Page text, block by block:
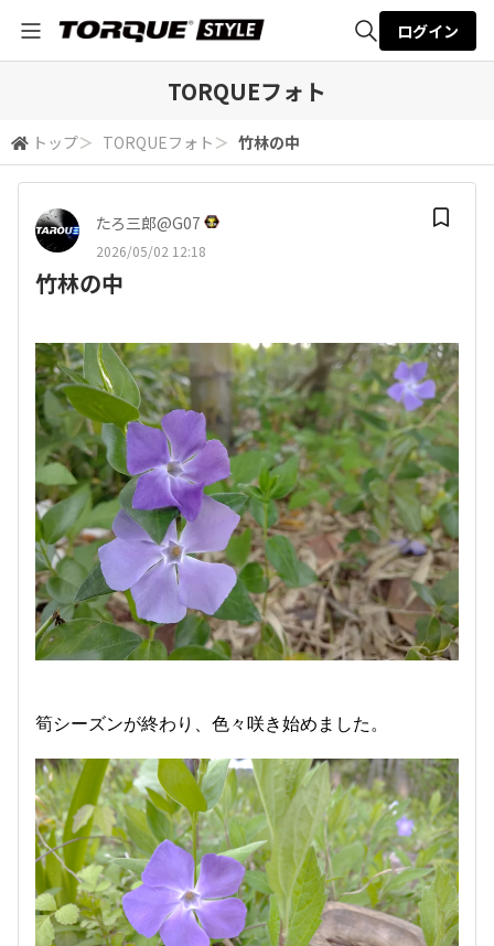
検索
ログイン
TORQUEフォト
トップ＞ TORQUEフォト ＞ 竹林の中
たろ三郎@G07
2026/05/02 12:18
竹林の中
筍シーズンが終わり、色々咲き始めました。